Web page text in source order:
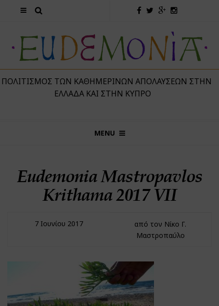
ΤΩΝ ΚΑΘΗΜΕΡΙΝΏΝ ΑΠΟΛΑΎΣΕΩΝ ΣΤΗΝ
ΕΛΛΆΔΑ ΚΑΙ ΣΤΗΝ ΚΎΠΡΟ
MENU
Eudemonia Mastropavlos
Krithama 2017 VII
7 Ιουνίου 2017
από τον Νίκο Γ.
Μαστροπαύλο